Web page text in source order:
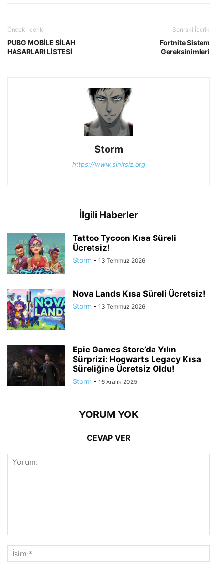
Önceki İçerik
PUBG MOBİLE SİLAH
HASARLARI LİSTESİ
Sonraki İçerik
Fortnite Sistem
Gereksinimleri
Storm
https://www.sinirsiz.org
İlgili Haberler
Tattoo Tycoon Kısa Süreli
Ücretsiz!
Storm - 13 Temmuz 2026
Nova Lands Kısa Süreli Ücretsiz!
Storm - 13 Temmuz 2026
Epic Games Store’da Yılın
Sürprizi: Hogwarts Legacy Kısa
Süreliğine Ücretsiz Oldu!
Storm - 16 Aralık 2025
YORUM YOK
CEVAP VER